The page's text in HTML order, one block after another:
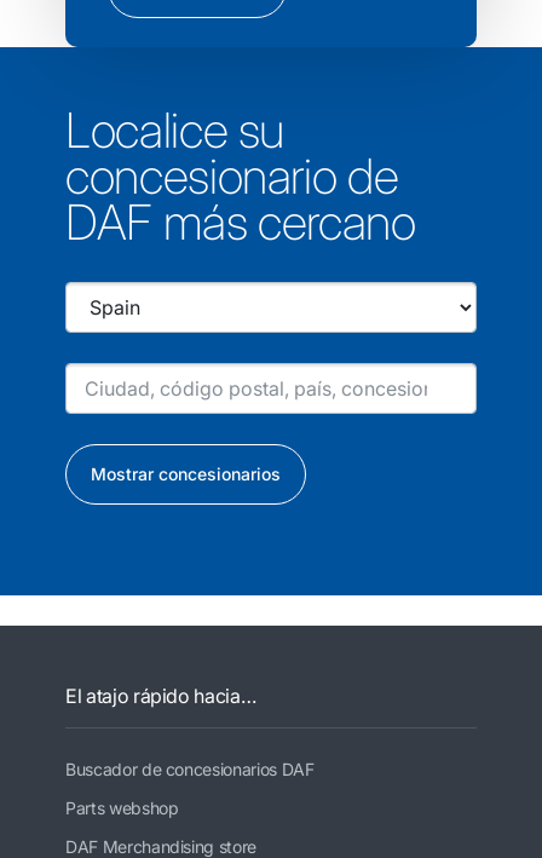
Localice su
concesionario de
DAF más cercano
Mostrar concesionarios
El atajo rápido hacia…
Buscador de concesionarios DAF
Parts webshop
DAF Merchandising store